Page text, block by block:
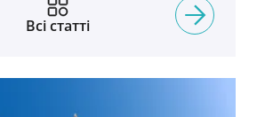
Всі статті